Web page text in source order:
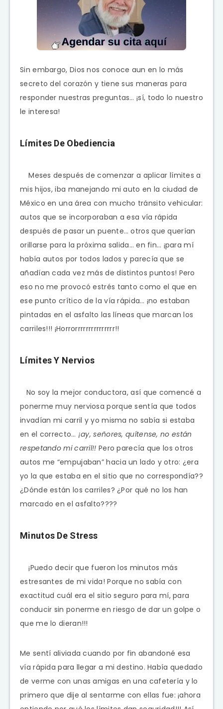
Sin embargo, Dios nos conoce aun en lo más
secreto del corazón y tiene sus maneras para
responder nuestras preguntas… ¡sí, todo lo nuestro
le interesa!
Límites De Obediencia
Meses después de comenzar a aplicar límites a
mis hijos, iba manejando mi auto en la ciudad de
México en una área con mucho tránsito vehicular:
autos que se incorporaban a esa vía rápida
después de pasar un puente… otros que querían
orillarse para la próxima salida… en fin… ¡para mí
había autos por todos lados y parecía que se
añadían cada vez más de distintos puntos! Pero
eso no me provocó estrés tanto como el que en
ese punto crítico de la vía rápida… ¡no estaban
pintadas en el asfalto las líneas que marcan los
carriles!!! ¡Horrorrrrrrrrrrrrrrr!!
Límites Y Nervios
No soy la mejor conductora, así que comencé a
ponerme muy nerviosa porque sentía que todos
invadían mi carril y yo misma no sabía si estaba
en el correcto… ¡ay, señores, quítense, no están
respetando mi carril!! Pero parecía que los otros
autos me “empujaban” hacia un lado y otro: ¿era
yo la que estaba en el sitio que no correspondía??
¿Dónde están los carriles? ¿Por qué no los han
marcado en el asfalto????
Minutos De Stress
¡Puedo decir que fueron los minutos más
estresantes de mi vida! Porque no sabía con
exactitud cuál era el sitio seguro para mí, para
conducir sin ponerme en riesgo de dar un golpe o
que me lo dieran!!!
Me sentí aliviada cuando por fin abandoné esa
vía rápida para llegar a mi destino. Había quedado
de verme con unas amigas en una cafetería y lo
primero que dije al sentarme con ellas fue: ¡ahora